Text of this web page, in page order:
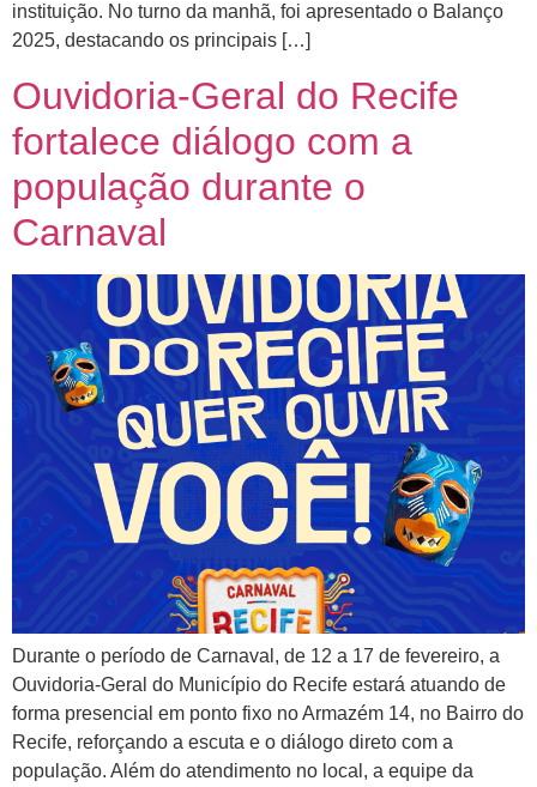
instituição. No turno da manhã, foi apresentado o Balanço
2025, destacando os principais […]
Ouvidoria-Geral do Recife
fortalece diálogo com a
população durante o
Carnaval
Durante o período de Carnaval, de 12 a 17 de fevereiro, a
Ouvidoria-Geral do Município do Recife estará atuando de
forma presencial em ponto fixo no Armazém 14, no Bairro do
Recife, reforçando a escuta e o diálogo direto com a
população. Além do atendimento no local, a equipe da